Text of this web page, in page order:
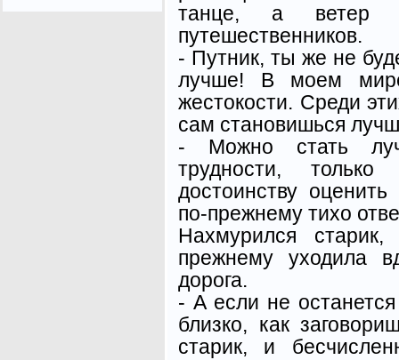
танце, а ветер
путешественников.
- Путник, ты же не
лучше! В моем
жестокости. Среди
сам становишься
- Можно стать
трудности,
достоинству
по-прежнему тихо
Нахмурился
прежнему уходила
дорога.
- А если не
близко, как
старик, и